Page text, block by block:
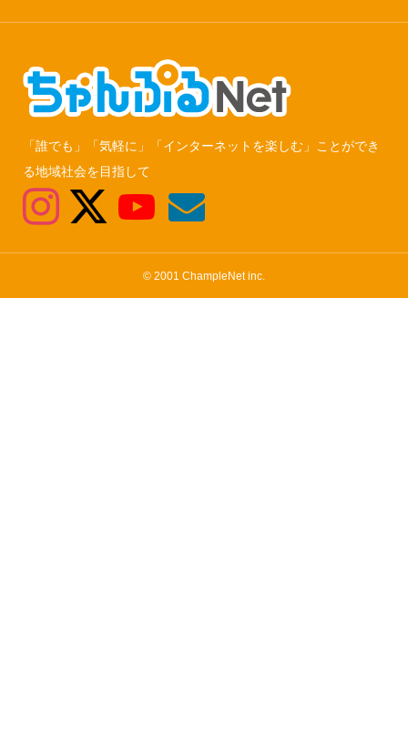
「誰でも」「気軽に」「インターネットを楽しむ」ことができ
る地域社会を目指して
© 2001 ChampleNet inc.